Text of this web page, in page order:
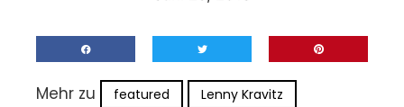
Mehr zu featured Lenny Kravitz